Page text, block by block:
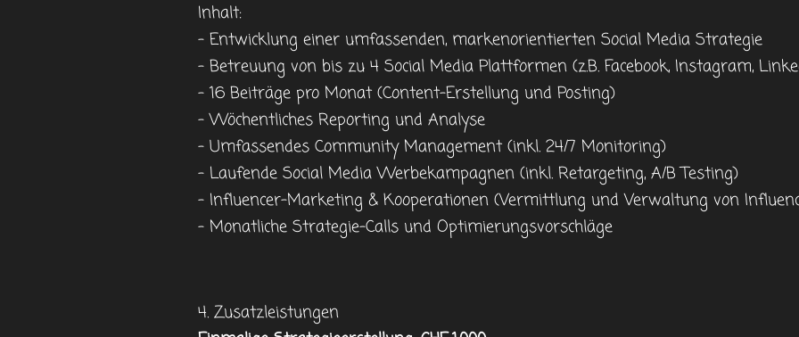
Inhalt:
- Entwicklung einer umfassenden, markenorientierten Social Media Strategie
- Betreuung von bis zu 4 Social Media Plattformen (z.B. Facebook, Instagram,
- 16 Beiträge pro Monat (Content-Erstellung und Posting)
- Wöchentliches Reporting und Analyse
- Umfassendes Community Management (inkl. 24/7 Monitoring)
- Laufende Social Media Werbekampagnen (inkl. Retargeting, A/B Testing)
- Influencer-Marketing & Kooperationen (Vermittlung und Verwaltung von
- Monatliche Strategie-Calls und Optimierungsvorschläge
4. Zusatzleistungen